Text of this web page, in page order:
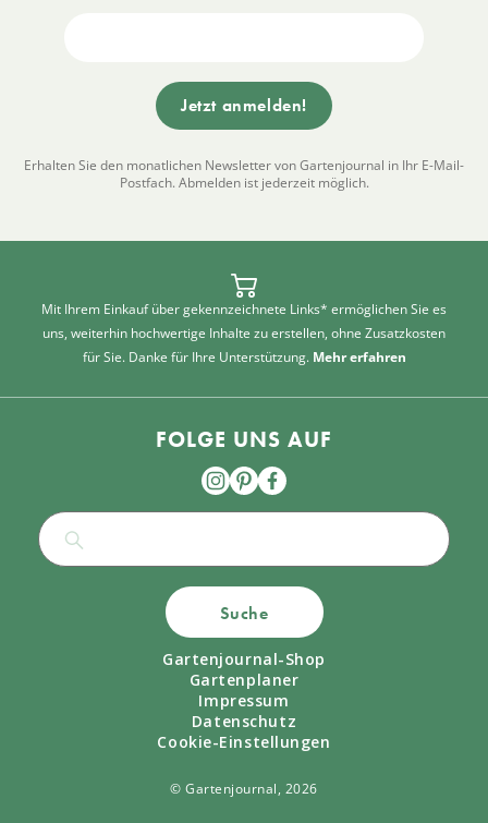
Erhalten Sie den monatlichen Newsletter von Gartenjournal in Ihr E-Mail-
Postfach. Abmelden ist jederzeit möglich.
Mit Ihrem Einkauf über gekennzeichnete Links* ermöglichen Sie es
uns, weiterhin hochwertige Inhalte zu erstellen, ohne Zusatzkosten
für Sie. Danke für Ihre Unterstützung. Mehr erfahren
FOLGE UNS AUF
Suche
Gartenjournal-Shop
Gartenplaner
Impressum
Datenschutz
Cookie-Einstellungen
© Gartenjournal, 2026